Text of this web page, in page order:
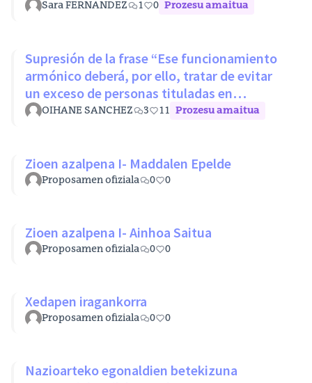
Sara FERNANDEZ 1 0 Prozesu amaitua
Supresión de la frase “Ese funcionamiento
armónico deberá, por ello, tratar de evitar
un exceso de personas tituladas en
disciplinas con mínimos nivel
OIHANE SANCHEZ 3 11 Prozesu amaitua
Zioen azalpena I- Maddalen Epelde
Proposamen ofiziala 0 0
Zioen azalpena I- Ainhoa Saitua
Proposamen ofiziala 0 0
Xedapen iragankorra
Proposamen ofiziala 0 0
Nazioarteko egonaldien betekizuna